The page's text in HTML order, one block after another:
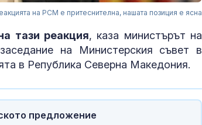
на РСМ е притеснителна, нашата позиция е ясна
тази реакция, каза министърът на
на Министерския съвет в
в Република Северна Македония.
предложение